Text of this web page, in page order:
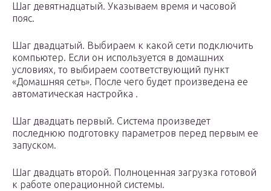
Шаг девятнадцатый. Указываем время и часовой
пояс.
Шаг двадцатый. Выбираем к какой сети подключить
компьютер. Если он используется в домашних
условиях, то выбираем соответствующий пункт
«Домашняя сеть». После чего будет произведена ее
автоматическая настройка .
Шаг двадцать первый. Система произведет
последнюю подготовку параметров перед первым ее
запуском.
Шаг двадцать второй. Полноценная загрузка готовой
к работе операционной системы.